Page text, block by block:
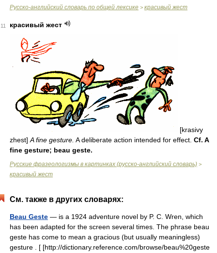
Русско-английский словарь по общей лексике > красивый жест
11 красивый жест
[krasivy
zhest] A fine gesture. A deliberate action intended for effect. Cf. A
fine gesture; beau geste.
Русские фразеологизмы в картинках (русско-английский словарь) >
красивый жест
См. также в других словарях:
Beau Geste — is a 1924 adventure novel by P. C. Wren, which
has been adapted for the screen several times. The phrase beau
geste has come to mean a gracious (but usually meaningless)
gesture . [ [http://dictionary.reference.com/browse/beau%20geste